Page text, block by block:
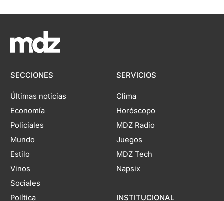
SECCIONES
Últimas noticias
Economía
Policiales
Mundo
Estilo
Vinos
Sociales
Política
SERVICIOS
Clima
Horóscopo
MDZ Radio
Juegos
MDZ Tech
Napsix
INSTITUCIONAL